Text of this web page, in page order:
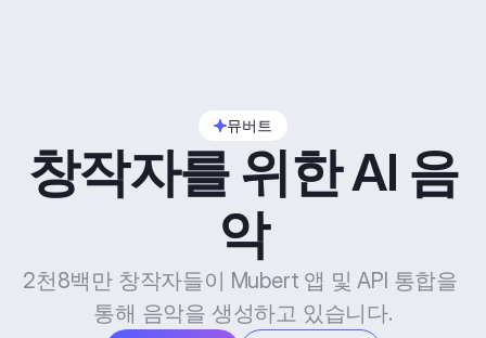
뮤버트
창작자를 위한 AI 음
악
2천8백만 창작자들이 Mubert 앱 및 API 통합을
통해 음악을 생성하고 있습니다.